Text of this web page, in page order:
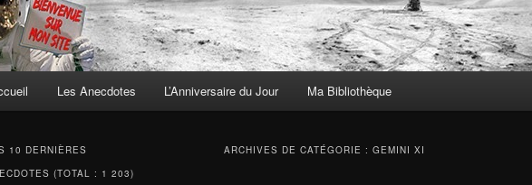
Les Anecdotes L’Anniversaire du Jour Ma Bibliothèque
ARCHIVES DE CATÉGORIE : GEMINI XI
10 DERNIÈRES
(TOTAL : 1 203)